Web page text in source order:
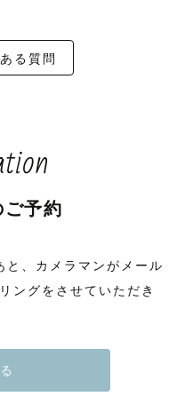
る質問
ご予約
と、カメラマンがメール
ングをさせていただき